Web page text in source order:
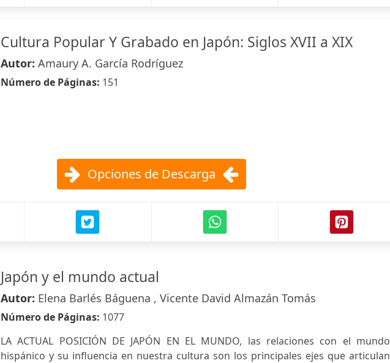
Cultura Popular Y Grabado en Japón: Siglos XVII a XIX
Autor: Amaury A. García Rodríguez
Número de Páginas: 151
Opciones de Descarga
Japón y el mundo actual
Autor: Elena Barlés Báguena , Vicente David Almazán Tomás
Número de Páginas: 1077
LA ACTUAL POSICIÓN DE JAPÓN EN EL MUNDO, las relaciones con el mundo
hispánico y su influencia en nuestra cultura son los principales ejes que articulan